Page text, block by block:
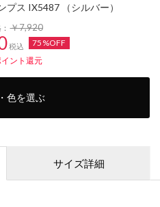
ス IX5487 （シルバー）
：￥7,920
税込
75%OFF
ント還元
色を選ぶ
サイズ詳細